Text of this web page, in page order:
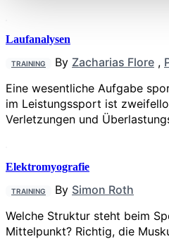
Laufanalysen
TRAINING By Zacharias Flore ,
Eine wesentliche Aufgabe
im Leistungssport ist
Verletzungen und
Elektromyografie
TRAINING By Simon Roth
Welche Struktur steht beim
Mittelpunkt? Richtig, die